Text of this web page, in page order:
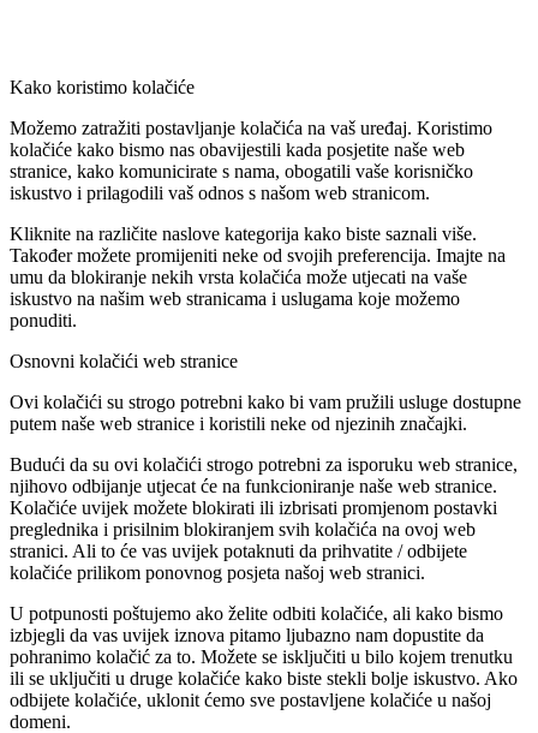
Kako koristimo kolačiće
Možemo zatražiti postavljanje kolačića na vaš uređaj. Koristimo
kolačiće kako bismo nas obavijestili kada posjetite naše web
stranice, kako komunicirate s nama, obogatili vaše korisničko
iskustvo i prilagodili vaš odnos s našom web stranicom.
Kliknite na različite naslove kategorija kako biste saznali više.
Također možete promijeniti neke od svojih preferencija. Imajte na
umu da blokiranje nekih vrsta kolačića može utjecati na vaše
iskustvo na našim web stranicama i uslugama koje možemo
ponuditi.
Osnovni kolačići web stranice
Ovi kolačići su strogo potrebni kako bi vam pružili usluge dostupne
putem naše web stranice i koristili neke od njezinih značajki.
Budući da su ovi kolačići strogo potrebni za isporuku web stranice,
njihovo odbijanje utjecat će na funkcioniranje naše web stranice.
Kolačiće uvijek možete blokirati ili izbrisati promjenom postavki
preglednika i prisilnim blokiranjem svih kolačića na ovoj web
stranici. Ali to će vas uvijek potaknuti da prihvatite / odbijete
kolačiće prilikom ponovnog posjeta našoj web stranici.
U potpunosti poštujemo ako želite odbiti kolačiće, ali kako bismo
izbjegli da vas uvijek iznova pitamo ljubazno nam dopustite da
pohranimo kolačić za to. Možete se isključiti u bilo kojem trenutku
ili se uključiti u druge kolačiće kako biste stekli bolje iskustvo. Ako
odbijete kolačiće, uklonit ćemo sve postavljene kolačiće u našoj
domeni.